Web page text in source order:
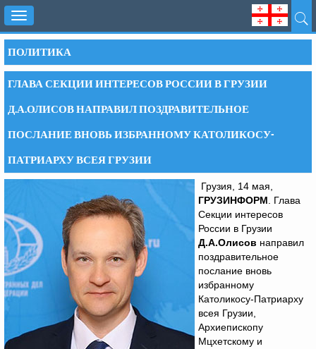
Toggle
navigation
ПОЛИТИКА
ГЛАВА СЕКЦИИ ИНТЕРЕСОВ РОССИИ В ГРУЗИИ
Д.А.ОЛИСОВ НАПРАВИЛ ПОЗДРАВИТЕЛЬНОЕ
ПОСЛАНИЕ ВНОВЬ ИЗБРАННОМУ КАТОЛИКОСУ-
ПАТРИАРХУ ВСЕЯ ГРУЗИИ
Грузия, 14 мая,
ГРУЗИНФОРМ . Глава
Секции интересов
России в Грузии
Д.А.Олисов направил
поздравительное
послание вновь
избранному
Католикосу-Патриарху
всея Грузии,
Архиепископу
Мцхетскому и